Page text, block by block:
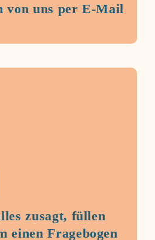
von uns per E-Mail
zusagt, füllen
einen Fragebogen